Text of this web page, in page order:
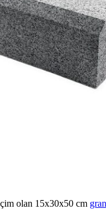
olan 15x30x50 cm